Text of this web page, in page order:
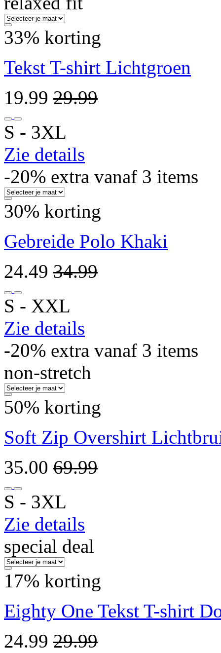
33% korting
Tekst T-shirt Lichtgroen
19.99 29.99
S ‐ 3XL
Zie details
-20% extra vanaf 3 items
30% korting
Gebreide Polo Khaki
24.49 34.99
S ‐ XXL
Zie details
-20% extra vanaf 3 items
non-stretch
50% korting
Soft Zip Overshirt
35.00 69.99
S ‐ 3XL
Zie details
special deal
17% korting
Eighty One Tekst T-shirt
24.99 29.99